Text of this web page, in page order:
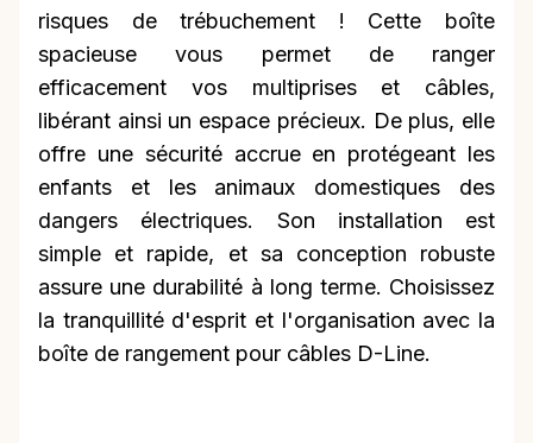
risques de trébuchement ! Cette boîte
spacieuse vous permet de ranger
efficacement vos multiprises et câbles,
libérant ainsi un espace précieux. De plus, elle
offre une sécurité accrue en protégeant les
enfants et les animaux domestiques des
dangers électriques. Son installation est
simple et rapide, et sa conception robuste
assure une durabilité à long terme. Choisissez
la tranquillité d'esprit et l'organisation avec la
boîte de rangement pour câbles D-Line.